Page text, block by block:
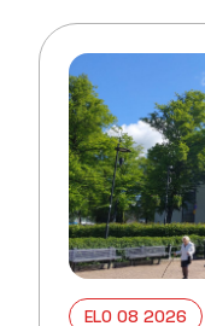
ELO 08 2026